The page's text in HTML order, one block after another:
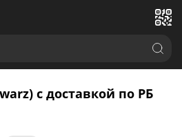
с доставкой по РБ